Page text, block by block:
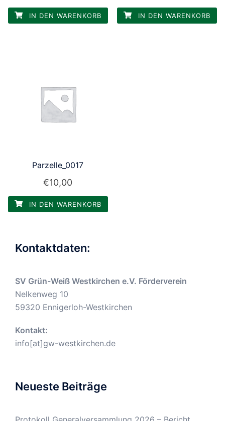
IN DEN WARENKORB IN DEN WARENKORB
Parzelle_0017
€10,00
IN DEN WARENKORB
Kontaktdaten:
SV Grün-Weiß Westkirchen e.V. Förderverein
Nelkenweg 10
59320 Ennigerloh-Westkirchen
Kontakt:
info[at]gw-westkirchen.de
Neueste Beiträge